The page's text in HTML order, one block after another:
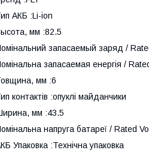
АКБ :Li-ion
мм :82.5
запасаемый заряд /
запасаемая енергія /
мм :6
контактів :опуклі майданчики
мм :43.5
напруга батареї / Rated
Упаковка :Технічна упаковка